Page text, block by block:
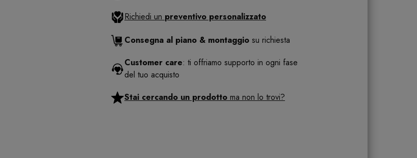
Richiedi un preventivo personalizzato
Consegna al piano & montaggio su richiesta
Customer care: ti offriamo supporto in ogni fase
del tuo acquisto
Stai cercando un prodotto ma non lo trovi?